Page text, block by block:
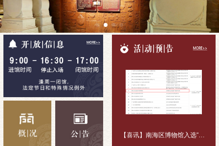
【喜讯】南海区博物馆入选“十五五”公共文化活动组织主体